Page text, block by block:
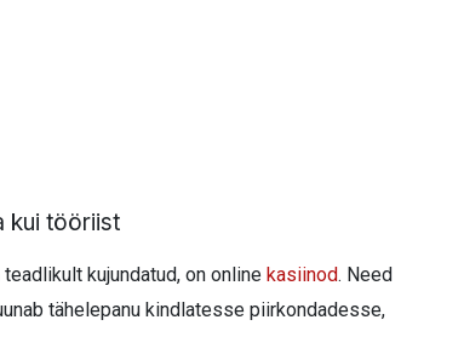
kui tööriist
kujundatud, on online kasiinod. Need
tähelepanu kindlatesse piirkondadesse,